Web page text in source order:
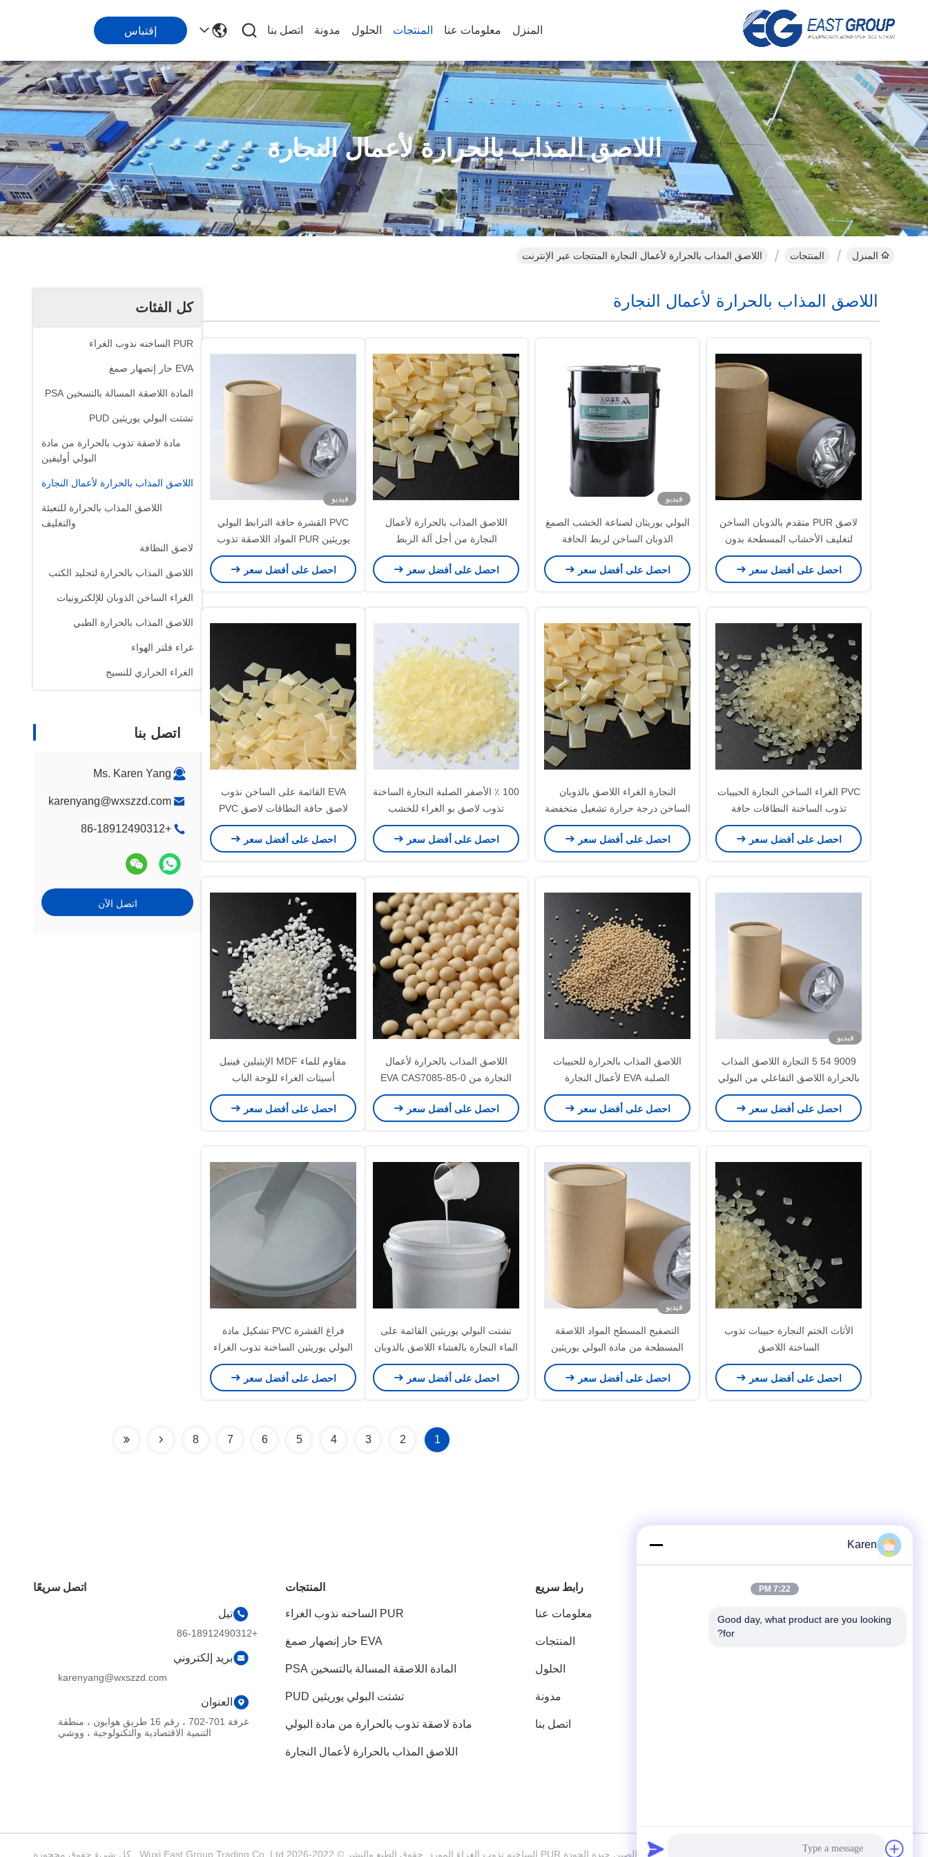
المنزل معلومات عنا المنتجات الحلول مدونة اتصل بنا إقتباس
اللاصق المذاب بالحرارة لأعمال النجارة
المنزل المنتجات اللاصق المذاب بالحرارة لأعمال النجارة المنتجات عبر الإنترنت
كل الفئات
PUR الساخنه نذوب الغراء
EVA حار إنصهار صمغ
المادة اللاصقة المسالة بالتسخين PSA
تشتت البولي يوريثين PUD
مادة لاصقة تذوب بالحرارة من مادة
البولي أوليفين
اللاصق المذاب بالحرارة لأعمال النجارة
اللاصق المذاب بالحرارة للتعبئة
والتغليف
لاصق النظافة
اللاصق المذاب بالحرارة لتجليد الكتب
الغراء الساخن الذوبان للإلكترونيات
اللاصق المذاب بالحرارة الطبي
غراء فلتر الهواء
الغراء الحراري للنسيج
اتصل بنا
Ms. Karen Yang
karenyang@wxszzd.com
+86-18912490312
اتصل الآن
اللاصق المذاب بالحرارة لأعمال النجارة
لاصق PUR متقدم بالذوبان الساخن
لتغليف الأخشاب المسطحة بدون
درزات
احصل على أفضل سعر
فيديو
البولي يوريثان لصناعة الخشب الصمغ
الذوبان الساخن لربط الحافة
احصل على أفضل سعر
اللاصق المذاب بالحرارة لأعمال
النجارة من أجل آلة الربط
الأوتوماتيكية
احصل على أفضل سعر
فيديو
PVC القشرة حافة الترابط البولي
يوريثين PUR المواد اللاصقة تذوب
الساخنة للأثاث
احصل على أفضل سعر
PVC الغراء الساخن النجارة الحبيبات
تذوب الساخنة النطاقات حافة
النطاقات
احصل على أفضل سعر
النجارة الغراء اللاصق بالذوبان
الساخن درجة حرارة تشغيل منخفضة
7085-85-0
احصل على أفضل سعر
100 ٪ الأصفر الصلبة النجارة الساخنة
تذوب لاصق بو الغراء للخشب
احصل على أفضل سعر
EVA القائمة على الساخن نذوب
لاصق حافة النطاقات لاصق PVC
الترابط
احصل على أفضل سعر
فيديو
9009 54 5 النجارة اللاصق المذاب
بالحرارة اللاصق التفاعلي من البولي
يوريثين الساخن
احصل على أفضل سعر
اللاصق المذاب بالحرارة للحبيبات
الصلبة EVA لأعمال النجارة
احصل على أفضل سعر
اللاصق المذاب بالحرارة لأعمال
النجارة من EVA CAS7085-85-0
احصل على أفضل سعر
مقاوم للماء MDF الإيثيلين فينيل
أسيتات الغراء للوحة الباب
احصل على أفضل سعر
الأثاث الختم النجارة حبيبات تذوب
الساخنة اللاصق
احصل على أفضل سعر
فيديو
التصفيح المسطح المواد اللاصقة
المسطحة من مادة البولي يوريثين
اللاصقة للأعمال الخشبية
احصل على أفضل سعر
تشتت البولي يوريثين القائمة على
الماء النجارة بالغشاء اللاصق بالذوبان
الساخن PVC القشرة
احصل على أفضل سعر
فراغ القشرة PVC تشكيل مادة
البولي يوريثين الساخنة تذوب الغراء
لآلة الصحافة الغشاء
احصل على أفضل سعر
1
2
3
4
5
6
7
8
رابط سريع
معلومات عنا
المنتجات
الحلول
مدونة
اتصل بنا
المنتجات
PUR الساخنه نذوب الغراء
EVA حار إنصهار صمغ
المادة اللاصقة المسالة بالتسخين PSA
تشتت البولي يوريثين PUD
مادة لاصقة تذوب بالحرارة من مادة البولي
اللاصق المذاب بالحرارة لأعمال النجارة
اتصل سريعًا
تيل
+86-18912490312
بريد إلكتروني
karenyang@wxszzd.com
العنوان
غرفة 701-702 ، رقم 16 طريق هوايون ، منطقة
التنمية الاقتصادية والتكنولوجية ، ووشي
سياسة الخصوصية |خريطة الموقع الصين جيدة الجودة PUR الساخنه نذوب الغراء المورد. حقوق الطبع والنشر © 2022-2026 Wuxi East Group Trading Co.,Ltd . كل شيء حقوق محجوزة
Karen
7:22 PM
Good day, what product are you looking
for?